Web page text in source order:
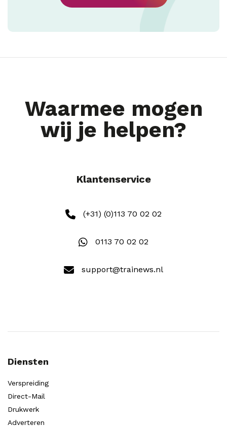
Waarmee mogen
wij je helpen?
Klantenservice
(+31) (0)113 70 02 02
0113 70 02 02
support@trainews.nl
Diensten
Verspreiding
Direct-Mail
Drukwerk
Adverteren